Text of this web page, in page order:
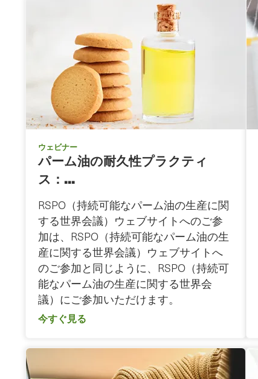
ウェビナー
パーム油の耐久性プラクティ
ス：...
RSPO（持続可能なパーム油の生産に関
する世界会議）ウェブサイトへのご参
加は、RSPO（持続可能なパーム油の生
産に関する世界会議）ウェブサイトへ
のご参加と同じように、RSPO（持続可
能なパーム油の生産に関する世界会
議）にご参加いただけます。
今すぐ見る